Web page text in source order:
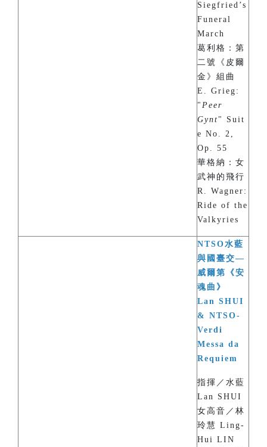
Siegfried’s
Funeral
March
葛利格：第
二號《皮爾
金》組曲
E. Grieg:
" Peer
Gynt " Suit
e No. 2,
Op. 55
華格納：女
武神的飛行
R. Wagner:
Ride of the
Valkyries
NTSO水藍
與國臺交—
威爾第《安
魂曲》
Lan SHUI
& NTSO-
Verdi
Messa da
Requiem
指揮／水藍
Lan SHUI
女高音／林
玲慧 Ling-
Hui LIN